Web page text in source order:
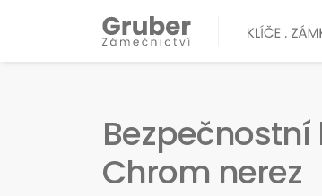
Bezpečnostní
Chrom nerez